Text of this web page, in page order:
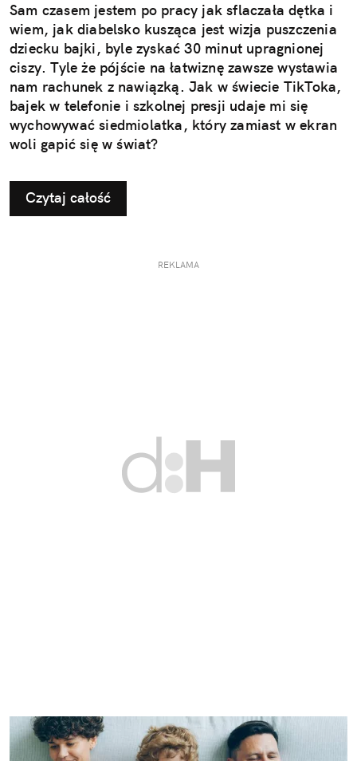
Sam czasem jestem po pracy jak sflaczała dętka i
wiem, jak diabelsko kusząca jest wizja puszczenia
dziecku bajki, byle zyskać 30 minut upragnionej
ciszy. Tyle że pójście na łatwiznę zawsze wystawia
nam rachunek z nawiązką. Jak w świecie TikToka,
bajek w telefonie i szkolnej presji udaje mi się
wychowywać siedmiolatka, który zamiast w ekran
woli gapić się w świat?
Czytaj całość
REKLAMA